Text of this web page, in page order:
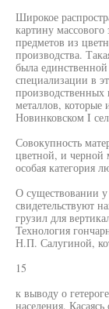
Широкое
картину
предметов из
производства.
была
специализации в
производственных
металлов,
Новинковском I
Совокупность
цветной, и черной
особая категория
О существовании у
свидетельствуют
грузил для
Технология
Н.П. Салугиной,
15
к выводу о
населения.